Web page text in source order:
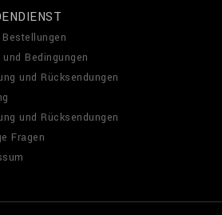
Bedingungen
und Rücksendungen
und Rücksendungen
Fragen